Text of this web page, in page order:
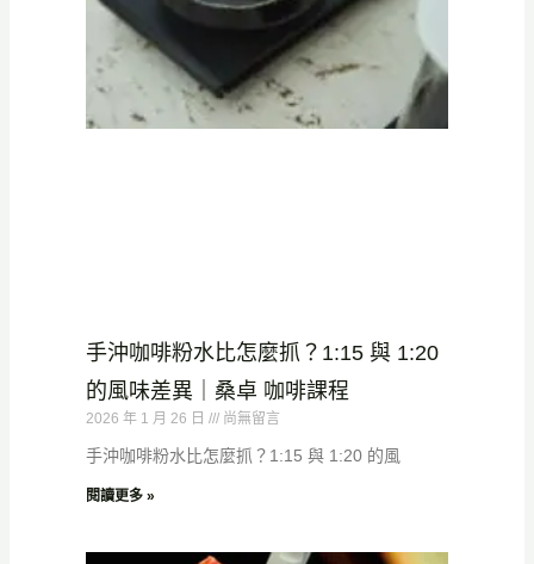
手沖咖啡粉水比怎麼抓？1:15 與 1:20
的風味差異｜桑卓 咖啡課程
2026 年 1 月 26 日 尚無留言
手沖咖啡粉水比怎麼抓？1:15 與 1:20 的風
閱讀更多 »